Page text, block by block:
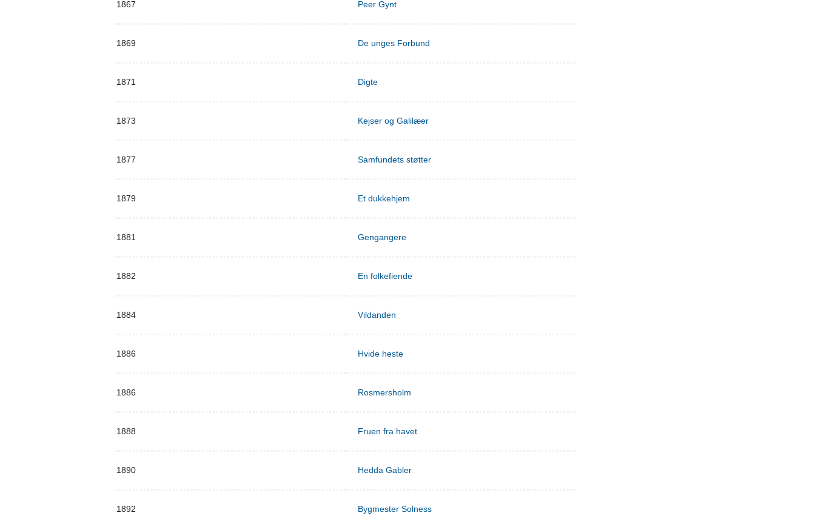
1867 Peer Gynt
1869 De unges Forbund
1871 Digte
1873 Kejser og Galilæer
1877 Samfundets støtter
1879 Et dukkehjem
1881 Gengangere
1882 En folkefiende
1884 Vildanden
1886 Hvide heste
1886 Rosmersholm
1888 Fruen fra havet
1890 Hedda Gabler
1892 Bygmester Solness